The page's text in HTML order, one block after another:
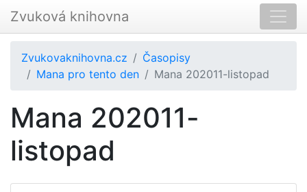
Zvuková knihovna
Zvukovaknihovna.cz
Časopisy
Mana pro tento den
Mana 202011-listopad
Mana 202011-
listopad